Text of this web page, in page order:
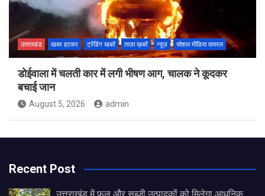
उत्तराखंड खबर हटकर ट्रेंडिंग खबरें ताज़ा ख़बरें न्यूज़ सोशल मीडिया वायरल
डोईवाला में चलती कार में लगी भीषण आग, चालक ने कूदकर
बचाई जान
August 5, 2026 admin
Recent Post